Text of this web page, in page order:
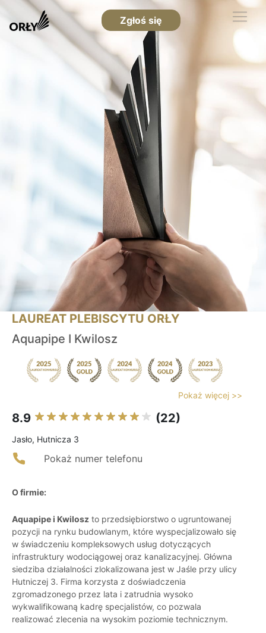
Zgłoś się
LAUREAT PLEBISCYTU ORŁY
Aquapipe I Kwilosz
Pokaż więcej >>
8.9 (22)
Jasło, Hutnicza 3
Pokaż numer telefonu
O firmie:
Aquapipe i Kwilosz to przedsiębiorstwo o ugruntowanej
pozycji na rynku budowlanym, które wyspecjalizowało się
w świadczeniu kompleksowych usług dotyczących
infrastruktury wodociągowej oraz kanalizacyjnej. Główna
siedziba działalności zlokalizowana jest w Jaśle przy ulicy
Hutniczej 3. Firma korzysta z doświadczenia
zgromadzonego przez lata i zatrudnia wysoko
wykwalifikowaną kadrę specjalistów, co pozwala
realizować zlecenia na wysokim poziomie technicznym.